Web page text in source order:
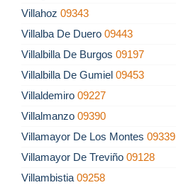
Villahoz 09343
Villalba De Duero 09443
Villalbilla De Burgos 09197
Villalbilla De Gumiel 09453
Villaldemiro 09227
Villalmanzo 09390
Villamayor De Los Montes 09339
Villamayor De Treviño 09128
Villambistia 09258